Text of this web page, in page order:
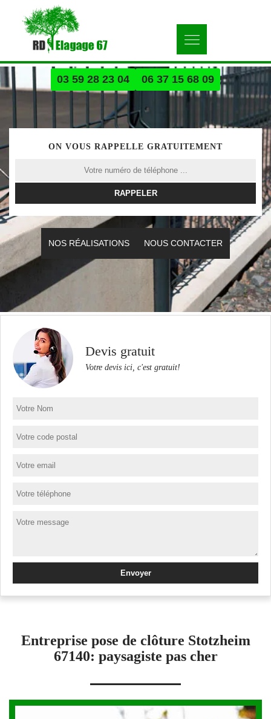
03 59 28 23 04 06 37 15 68 09
ON VOUS RAPPELLE GRATUITEMENT
NOS RÉALISATIONS NOUS CONTACTER
Devis gratuit
Votre devis ici, c'est gratuit!
Entreprise pose de clôture Stotzheim
67140: paysagiste pas cher